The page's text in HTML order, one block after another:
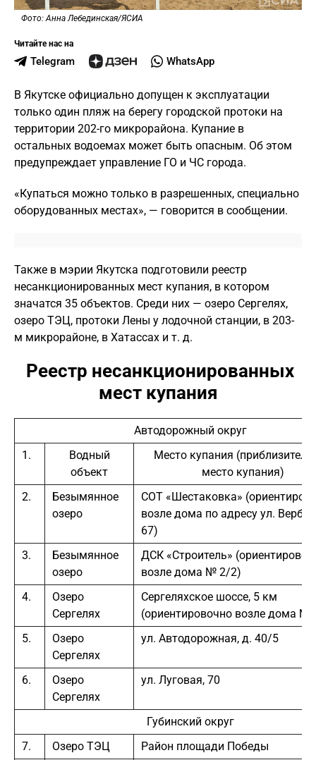
Фото: Анна Лебединская/ЯСИА
Читайте нас на
Telegram WhatsApp
В Якутске официально допущен к эксплуатации
только один пляж на берегу городской протоки на
территории 202-го микрорайона. Купание в
остальных водоемах может быть опасным. Об этом
предупреждает управление ГО и ЧС города.
«Купаться можно только в разрешенных, специально
оборудованных местах», — говорится в сообщении.
Также в мэрии Якутска подготовили реестр
несанкционированных мест купания, в котором
значатся 35 объектов. Среди них — озеро Сергелях,
озеро ТЭЦ, протоки Лены у лодочной станции, в 203-
м микрорайоне, в Хатассах и т. д.
Реестр несанкционированных
мест купания
Автодорожный округ
1.
Водный
объект
Место купания
место купания)
2.
Безымянное
озеро
СОТ «Шестаковка»
возле дома по адресу ул.
67)
3.
Безымянное
озеро
ДСК «Строитель»
возле дома № 2/2)
4.
Озеро
Сергелях
Сергеляхское шоссе, 5 км
(ориентировочно возле дома №
5.
Озеро
Сергелях
ул. Автодорожная, д. 40/5
6.
Озеро
Сергелях
ул. Луговая, 70
Губинский округ
7.
Озеро ТЭЦ
Район площади Победы